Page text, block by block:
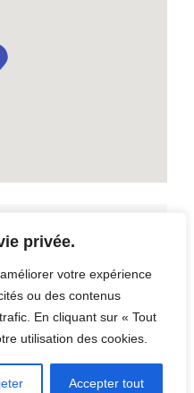
privée.
votre expérience
ou des contenus
En cliquant sur « Tout
utilisation des cookies.
Accepter tout
| KB3